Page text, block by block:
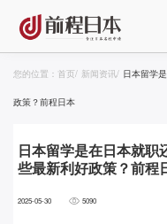
您的位置： 首页/ 新闻资讯/ 日本留学
政策？前程日本
日本留学是在日本就职
些最新利好政策？前程
2025-05-30 5090